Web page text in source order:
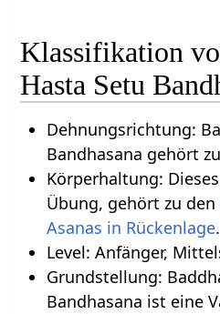
Klassifikation
Hasta Setu
Dehnungsrichtung:
Bandhasana gehört
Körperhaltung:
Übung, gehört zu den
Asanas in Rückenlage.
Level: Anfänger,
Grundstellung:
Bandhasana ist eine